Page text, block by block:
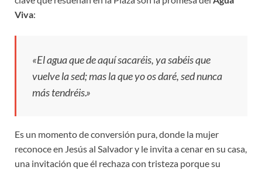
Viva:
«El agua que de aquí sacaréis, ya sabéis que
vuelve la sed; mas la que yo os daré, sed nunca
más tendréis.»
Es un momento de conversión pura, donde la mujer
reconoce en Jesús al Salvador y le invita a cenar en su casa,
una invitación que él rechaza con tristeza porque su